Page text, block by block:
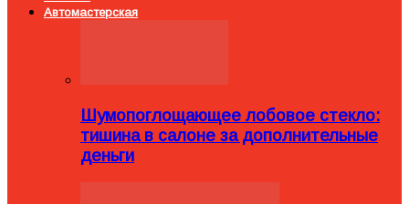
Автомастерская
Шумопоглощающее лобовое стекло:
тишина в салоне за дополнительные
деньги